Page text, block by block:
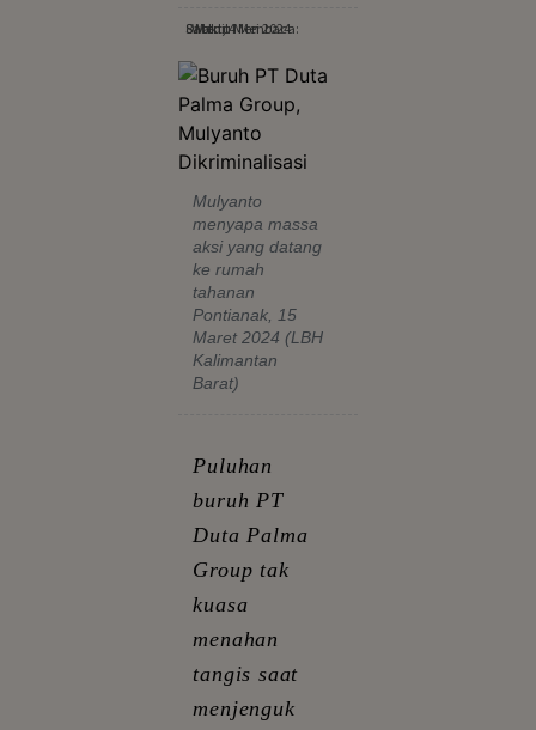
Sabtu, 4 Mei 2024
· Waktu Membaca: 8 Menit
Mulyanto
menyapa massa
aksi yang datang
ke rumah
tahanan
Pontianak, 15
Maret 2024 (LBH
Kalimantan
Barat)
Puluhan
buruh PT
Duta Palma
Group tak
kuasa
menahan
tangis saat
menjenguk